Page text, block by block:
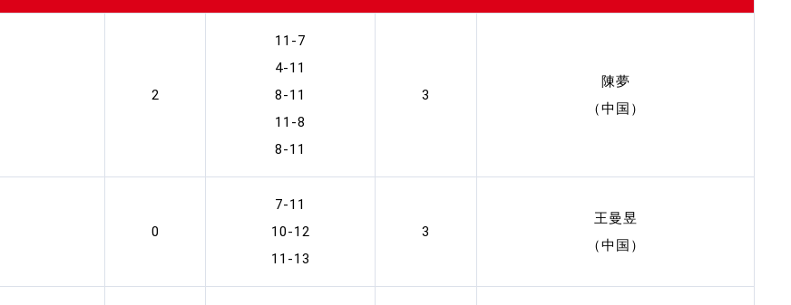
2
11-7
4-11
8-11
11-8
8-11
3
陳夢
（中国）
0
7-11
10-12
11-13
3
王曼昱
（中国）